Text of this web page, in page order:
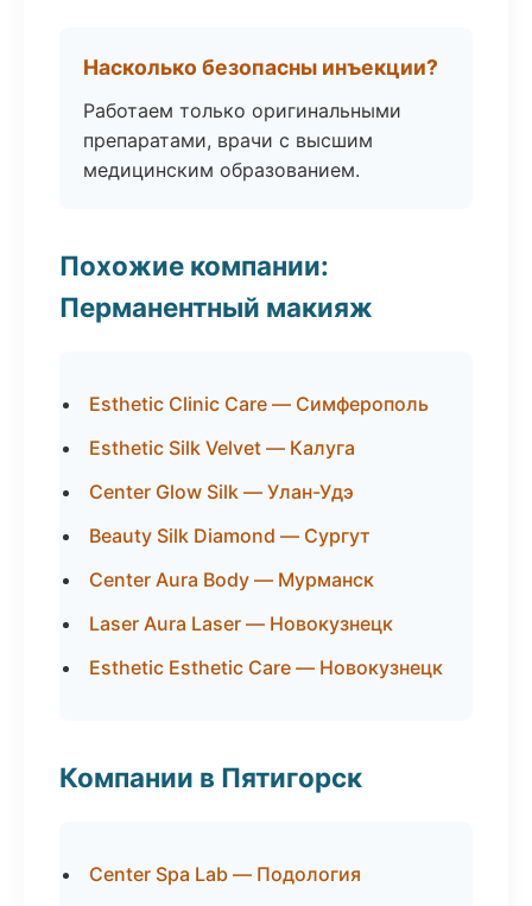
Насколько безопасны инъекции?
Работаем только оригинальными
препаратами, врачи с высшим
медицинским образованием.
Похожие компании:
Перманентный макияж
Esthetic Clinic Care — Симферополь
Esthetic Silk Velvet — Калуга
Center Glow Silk — Улан-Удэ
Beauty Silk Diamond — Сургут
Center Aura Body — Мурманск
Laser Aura Laser — Новокузнецк
Esthetic Esthetic Care — Новокузнецк
Компании в Пятигорск
Center Spa Lab — Подология